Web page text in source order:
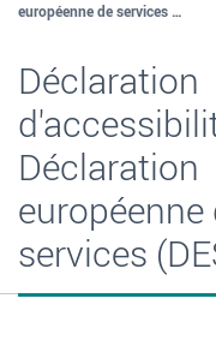
européenne de services …
Déclaration
Déclaration
européenne
services